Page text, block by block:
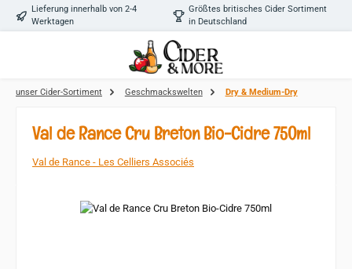
Zum Hauptinhalt springen
Lieferung innerhalb von 2-4
Werktagen
Größtes britisches Cider Sortiment
in Deutschland
unser Cider-Sortiment Geschmackswelten Dry & Medium-Dry
Val de Rance Cru Breton Bio-Cidre 750ml
Val de Rance - Les Celliers Associés
Bildergalerie überspringen